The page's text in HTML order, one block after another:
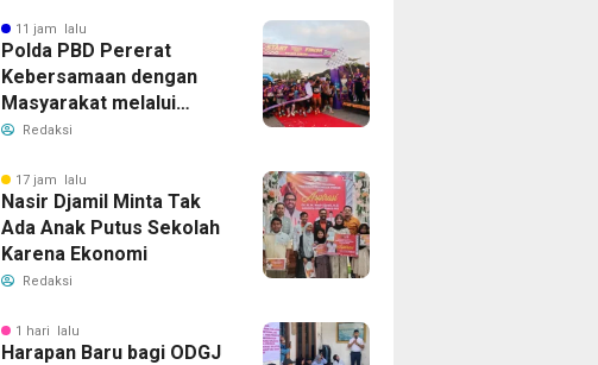
11 jam lalu
Polda PBD Pererat
Kebersamaan dengan
Masyarakat melalui
Polwan Fun Run 2026
Redaksi
17 jam lalu
Nasir Djamil Minta Tak
Ada Anak Putus Sekolah
Karena Ekonomi
Redaksi
1 hari lalu
Harapan Baru bagi ODGJ